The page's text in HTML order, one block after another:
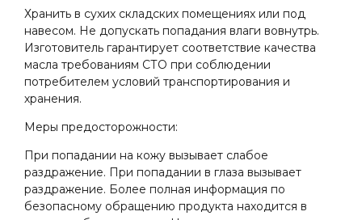
Хранить в сухих складских помещениях или под
навесом. Не допускать попадания влаги вовнутрь.
Изготовитель гарантирует соответствие качества
масла требованиям СТО при соблюдении
потребителем условий транспортирования и
хранения.
Меры предосторожности:
При попадании на кожу вызывает слабое
раздражение. При попадании в глаза вызывает
раздражение. Более полная информация по
безопасному обращению продукта находится в